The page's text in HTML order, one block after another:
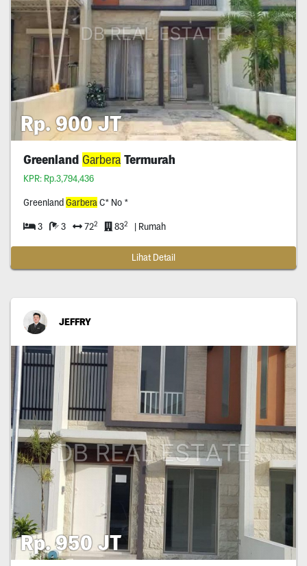
Rp. 900 JT
Greenland GarberaTermurah
KPR: Rp.3,794,436
Greenland GarberaC* No *
3 3 722 832 | Rumah
Lihat Detail
JEFFRY
Rp. 950 JT